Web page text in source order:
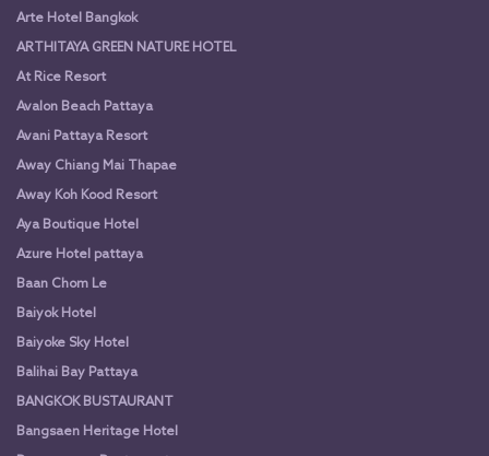
Arte Hotel Bangkok
ARTHITAYA GREEN NATURE HOTEL
At Rice Resort
Avalon Beach Pattaya
Avani Pattaya Resort
Away Chiang Mai Thapae
Away Koh Kood Resort
Aya Boutique Hotel
Azure Hotel pattaya
Baan Chom Le
Baiyok Hotel
Baiyoke Sky Hotel
Balihai Bay Pattaya
BANGKOK BUSTAURANT
Bangsaen Heritage Hotel